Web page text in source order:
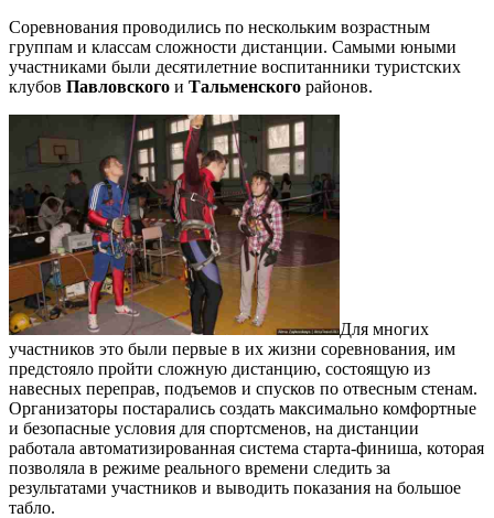
Соревнования проводились по нескольким возрастным
группам и классам сложности дистанции. Самыми юными
участниками были десятилетние воспитанники туристских
клубов Павловского и Тальменского районов.
Для многих
участников это были первые в их жизни соревнования, им
предстояло пройти сложную дистанцию, состоящую из
навесных переправ, подъемов и спусков по отвесным стенам.
Организаторы постарались создать максимально комфортные
и безопасные условия для спортсменов, на дистанции
работала автоматизированная система старта-финиша, которая
позволяла в режиме реального времени следить за
результатами участников и выводить показания на большое
табло.